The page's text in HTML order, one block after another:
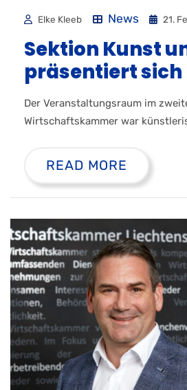
Elke Kleeb News 21.
Sektion Kunst
präsentiert sich
Der Veranstaltungsraum im
Wirtschaftskammer war
READ MORE